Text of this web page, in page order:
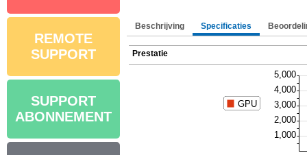
REMOTE
SUPPORT
SUPPORT
ABONNEMENT
Beschrijving Specificaties
Prestatie